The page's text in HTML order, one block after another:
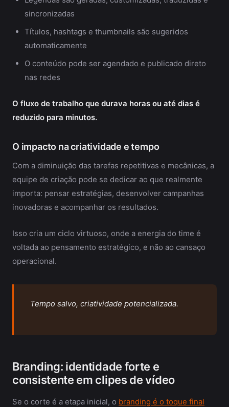
sincronizadas
Títulos, hashtags e thumbnails são sugeridos
automaticamente
O conteúdo pode ser agendado e publicado direto
nas redes
O fluxo de trabalho que durava horas ou até dias é
reduzido para minutos.
O impacto na criatividade e tempo
Com a diminuição das tarefas repetitivas e mecânicas, a
equipe de criação pode se dedicar ao que realmente
importa: pensar estratégias, desenvolver campanhas
inovadoras e acompanhar os resultados.
Isso cria um ciclo virtuoso, onde a energia do time é
voltada ao pensamento estratégico, e não ao cansaço
operacional.
Tempo salvo, criatividade potencializada.
Branding: identidade forte e
consistente em clipes de vídeo
Se o corte é a etapa inicial, o branding é o toque final